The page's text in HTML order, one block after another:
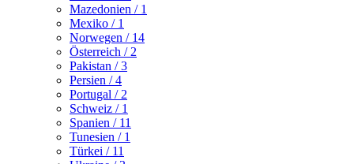
Mazedonien / 1
Mexiko / 1
Norwegen / 14
Österreich / 2
Pakistan / 3
Persien / 4
Portugal / 2
Schweiz / 1
Spanien / 11
Tunesien / 1
Türkei / 11